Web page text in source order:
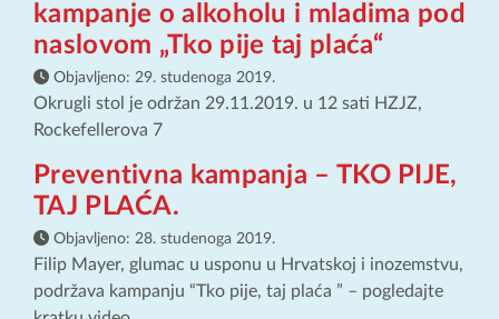
kampanje o alkoholu i mladima pod
naslovom „Tko pije taj plaća“
Objavljeno: 29. studenoga 2019.
Okrugli stol je održan 29.11.2019. u 12 sati HZJZ,
Rockefellerova 7
Preventivna kampanja – TKO PIJE,
TAJ PLAĆA.
Objavljeno: 28. studenoga 2019.
Filip Mayer, glumac u usponu u Hrvatskoj i inozemstvu,
podržava kampanju “Tko pije, taj plaća ” – pogledajte